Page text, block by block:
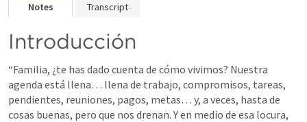
Notes Transcript
Introducción
“Familia, ¿te has dado cuenta de cómo vivimos? Nuestra
agenda está llena… llena de trabajo, compromisos, tareas,
pendientes, reuniones, pagos, metas… y, a veces, hasta de
cosas buenas, pero que nos drenan. Y en medio de esa locura,